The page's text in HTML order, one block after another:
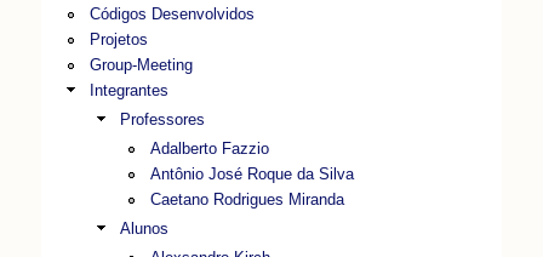
Códigos Desenvolvidos
Projetos
Group-Meeting
Integrantes
Professores
Adalberto Fazzio
Antônio José Roque da Silva
Caetano Rodrigues Miranda
Alunos